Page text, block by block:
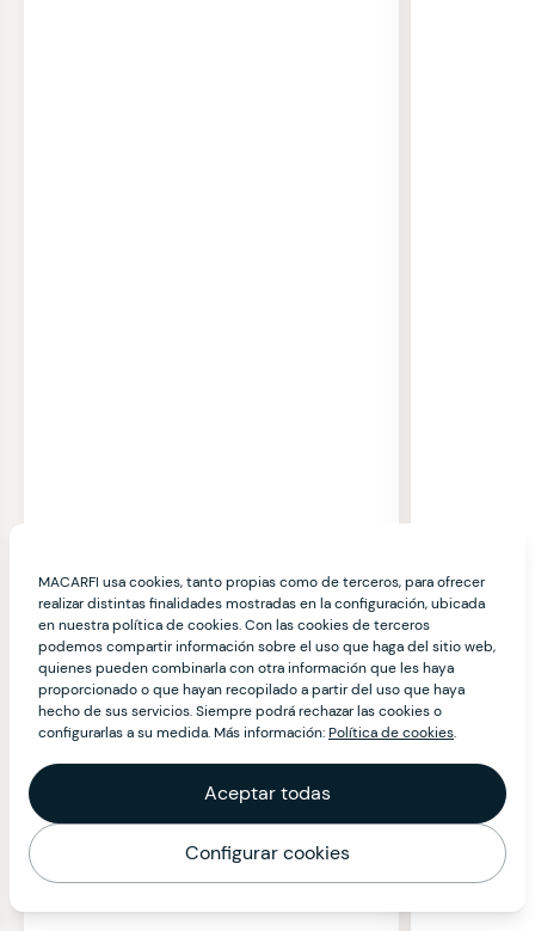
MACARFI usa cookies, tanto propias como de terceros, para ofrecer
realizar distintas finalidades mostradas en la configuración, ubicada
en nuestra política de cookies. Con las cookies de terceros
podemos compartir información sobre el uso que haga del sitio web,
quienes pueden combinarla con otra información que les haya
proporcionado o que hayan recopilado a partir del uso que haya
hecho de sus servicios. Siempre podrá rechazar las cookies o
configurarlas a su medida. Más información:Política de cookies.
Aceptar todas
Configurar cookies